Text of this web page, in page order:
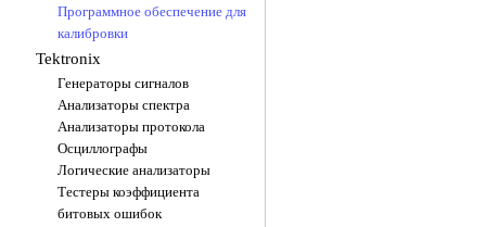
Программное обеспечение для
калибровки
Tektronix
Генераторы сигналов
Анализаторы спектра
Анализаторы протокола
Осциллографы
Логические анализаторы
Тестеры коэффициента
битовых ошибок